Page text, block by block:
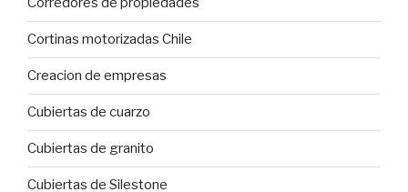
Cortinas motorizadas Chile
Creacion de empresas
Cubiertas de cuarzo
Cubiertas de granito
Cubiertas de Silestone